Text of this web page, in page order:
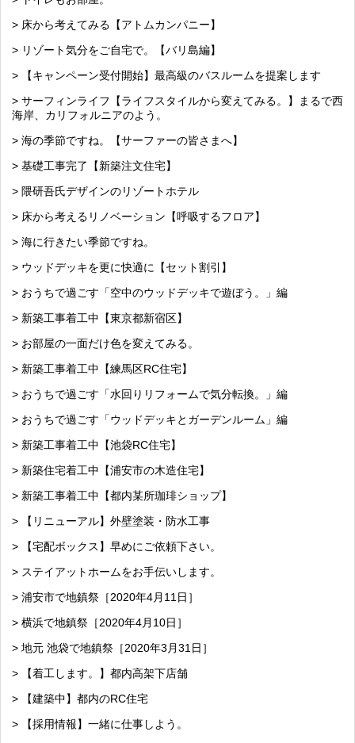
> 床から考えてみる【アトムカンパニー】
> リゾート気分をご自宅で。【バリ島編】
> 【キャンペーン受付開始】最高級のバスルームを提案します
> サーフィンライフ【ライフスタイルから変えてみる。】まるで西
海岸、カリフォルニアのよう。
> 海の季節ですね。【サーファーの皆さまへ】
> 基礎工事完了【新築注文住宅】
> 隈研吾氏デザインのリゾートホテル
> 床から考えるリノベーション【呼吸するフロア】
> 海に行きたい季節ですね。
> ウッドデッキを更に快適に【セット割引】
> おうちで過ごす「空中のウッドデッキで遊ぼう。」編
> 新築工事着工中【東京都新宿区】
> お部屋の一面だけ色を変えてみる。
> 新築工事着工中【練馬区RC住宅】
> おうちで過ごす「水回りリフォームで気分転換。」編
> おうちで過ごす「ウッドデッキとガーデンルーム」編
> 新築工事着工中【池袋RC住宅】
> 新築住宅着工中【浦安市の木造住宅】
> 新築工事着工中【都内某所珈琲ショップ】
> 【リニューアル】外壁塗装・防水工事
> 【宅配ボックス】早めにご依頼下さい。
> ステイアットホームをお手伝いします。
> 浦安市で地鎮祭［2020年4月11日］
> 横浜で地鎮祭［2020年4月10日］
> 地元 池袋で地鎮祭［2020年3月31日］
> 【着工します。】都内高架下店舗
> 【建築中】都内のRC住宅
> 【採用情報】一緒に仕事しよう。